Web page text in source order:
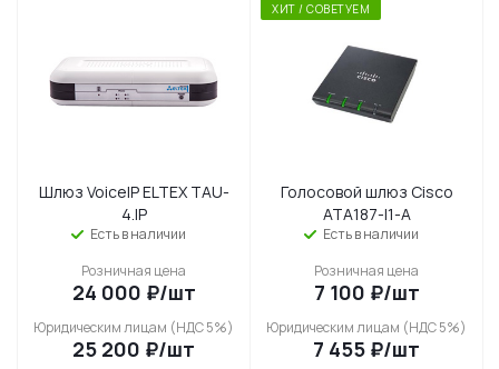
Шлюз VoiceIP ELTEX TAU-
4.IP
Есть в наличии
Розничная цена
24 000 ₽/шт
Юридическим лицам (НДС 5%)
25 200 ₽/шт
ХИТ / СОВЕТУЕМ
Голосовой шлюз Cisco
ATA187-I1-A
Есть в наличии
Розничная цена
7 100 ₽/шт
Юридическим лицам (НДС 5%)
7 455 ₽/шт